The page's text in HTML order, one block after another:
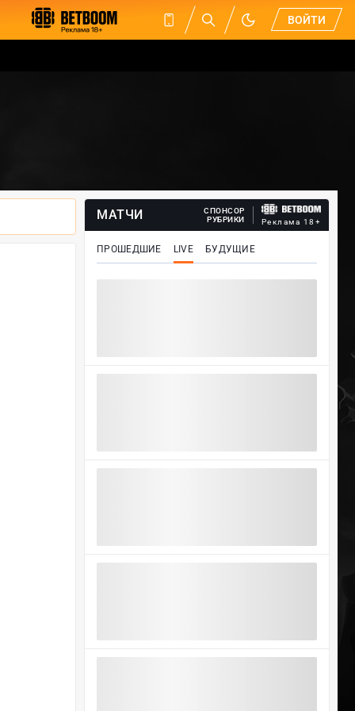
ВОЙТИ
МАТЧИ
СПОНСОР
РУБРИКИ
Реклама 18+
ПРОШЕДШИЕ LIVE БУДУЩИЕ